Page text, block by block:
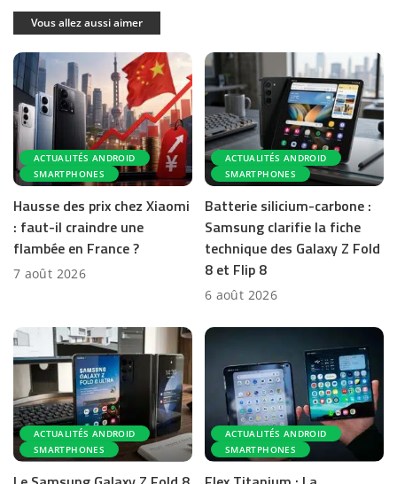
Vous allez aussi aimer
ACTUALITÉS ANDROID
SMARTPHONES
Hausse des prix chez Xiaomi
: faut-il craindre une
flambée en France ?
7 août 2026
ACTUALITÉS ANDROID
SMARTPHONES
Batterie silicium-carbone :
Samsung clarifie la fiche
technique des Galaxy Z Fold
8 et Flip 8
6 août 2026
ACTUALITÉS ANDROID
SMARTPHONES
ACTUALITÉS ANDROID
SMARTPHONES